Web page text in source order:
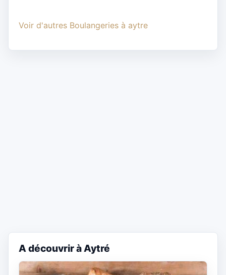
Voir d'autres Boulangeries à aytre
A découvrir à Aytré